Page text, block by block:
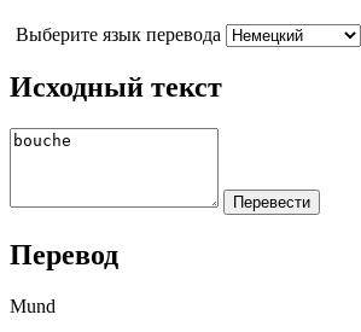
Выберите язык перевода
Исходный текст
Перевод
Mund